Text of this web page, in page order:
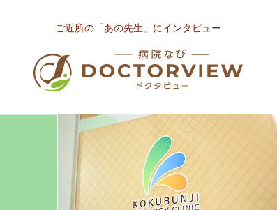
ご近所の「あの先生」にインタビュー